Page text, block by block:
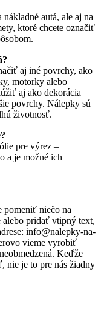
nákladné autá, ale aj na
ktoré chcete označiť
aj iné povrchy, ako
motorky alebo
aj ako dekorácia
povrchy. Nálepky sú
životnosť.
pre výrez –
a je možné ich
pomeniť niečo na
alebo pridať vtipný text,
info@nalepky-na-
vieme vyrobiť
Keďže
nie je to pre nás žiadny